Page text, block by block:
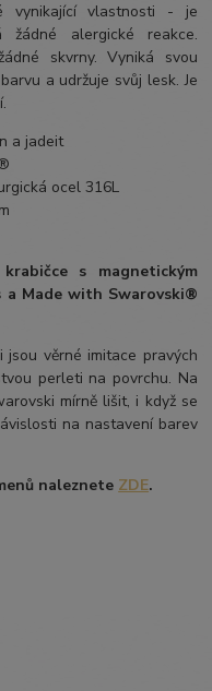
vlastnosti - je
žádné alergické reakce.
skvrny. Vyniká svou
a udržuje svůj lesk. Je
a jadeit
ocel 316L
s magnetickým
a Made with Swarovski®
věrné imitace pravých
perleti na povrchu. Na
mírně lišit, i když se
na nastavení barev
naleznete ZDE.